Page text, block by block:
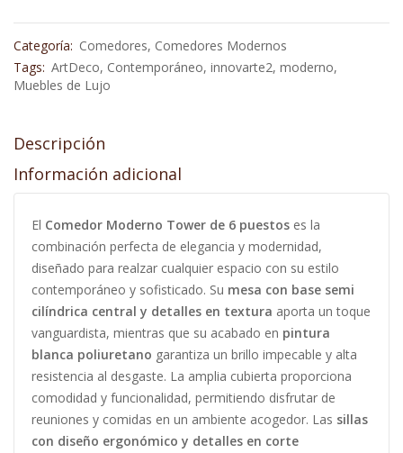
Categoría: Comedores, Comedores Modernos
Tags: ArtDeco, Contemporáneo, innovarte2, moderno,
Muebles de Lujo
Descripción
Información adicional
El Comedor Moderno Tower de 6 puestos es la
combinación perfecta de elegancia y modernidad,
diseñado para realzar cualquier espacio con su estilo
contemporáneo y sofisticado. Su mesa con base semi
cilíndrica central y detalles en textura aporta un toque
vanguardista, mientras que su acabado en pintura
blanca poliuretano garantiza un brillo impecable y alta
resistencia al desgaste. La amplia cubierta proporciona
comodidad y funcionalidad, permitiendo disfrutar de
reuniones y comidas en un ambiente acogedor. Las sillas
con diseño ergonómico y detalles en corte